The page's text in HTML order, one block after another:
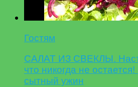
Гостям
САЛАТ ИЗ СВЕКЛЫ.
что никогда не
сытный ужин